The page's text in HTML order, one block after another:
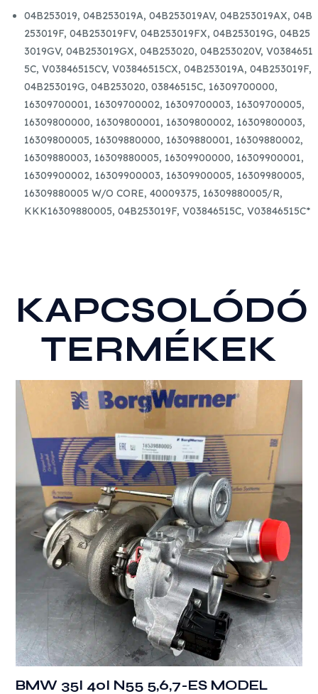
04B253019, 04B253019A, 04B253019AV, 04B253019AX, 04B
253019F, 04B253019FV, 04B253019FX, 04B253019G, 04B25
3019GV, 04B253019GX, 04B253020, 04B253020V, V0384651
5C, V03846515CV, V03846515CX, 04B253019A, 04B253019F,
04B253019G, 04B253020, 03846515C, 16309700000,
16309700001, 16309700002, 16309700003, 16309700005,
16309800000, 16309800001, 16309800002, 16309800003,
16309800005, 16309880000, 16309880001, 16309880002,
16309880003, 16309880005, 16309900000, 16309900001,
16309900002, 16309900003, 16309900005, 16309980005,
16309880005 W/O CORE, 40009375, 16309880005/R,
KKK16309880005, 04B253019F, V03846515C, V03846515C*
KAPCSOLÓDÓ
TERMÉKEK
BMW 35I 40I N55 5,6,7-ES MODEL